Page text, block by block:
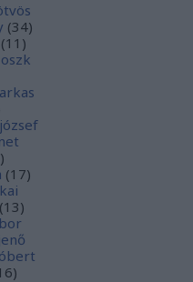
(34)
(11 )
)
(17)
(13)
)